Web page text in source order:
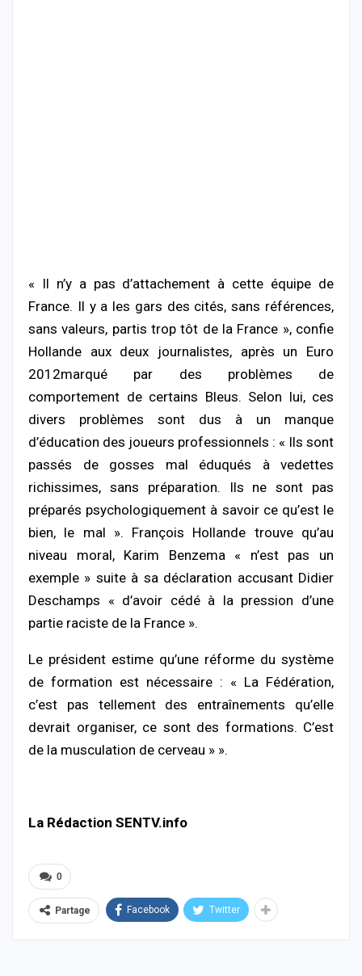
« Il n’y a pas d’attachement à cette équipe de
France. Il y a les gars des cités, sans références,
sans valeurs, partis trop tôt de la France », confie
Hollande aux deux journalistes, après un Euro
2012marqué par des problèmes de
comportement de certains Bleus. Selon lui, ces
divers problèmes sont dus à un manque
d’éducation des joueurs professionnels : « Ils sont
passés de gosses mal éduqués à vedettes
richissimes, sans préparation. Ils ne sont pas
préparés psychologiquement à savoir ce qu’est le
bien, le mal ». François Hollande trouve qu’au
niveau moral, Karim Benzema « n’est pas un
exemple » suite à sa déclaration accusant Didier
Deschamps « d’avoir cédé à la pression d’une
partie raciste de la France ».
Le président estime qu’une réforme du système
de formation est nécessaire : « La Fédération,
c’est pas tellement des entraînements qu’elle
devrait organiser, ce sont des formations. C’est
de la musculation de cerveau » ».
La Rédaction SENTV.info
0
Partage Facebook Twitter